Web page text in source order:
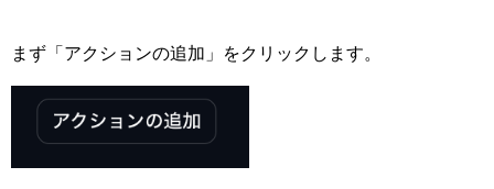
まず「アクションの追加」をクリックします。